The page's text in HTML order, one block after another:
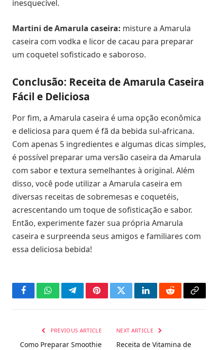
inesquecível.
Martini de Amarula caseira: misture a Amarula
caseira com vodka e licor de cacau para preparar
um coquetel sofisticado e saboroso.
Conclusão: Receita de Amarula Caseira
Fácil e Deliciosa
Por fim, a Amarula caseira é uma opção econômica
e deliciosa para quem é fã da bebida sul-africana.
Com apenas 5 ingredientes e algumas dicas simples,
é possível preparar uma versão caseira da Amarula
com sabor e textura semelhantes à original. Além
disso, você pode utilizar a Amarula caseira em
diversas receitas de sobremesas e coquetéis,
acrescentando um toque de sofisticação e sabor.
Então, experimente fazer sua própria Amarula
caseira e surpreenda seus amigos e familiares com
essa deliciosa bebida!
FacebookWhatsAppTelegramPinterestTwitterLinkedInRedditCopy
PREVIOUS ARTICLE
Como Preparar Smoothie
NEXT ARTICLE
Receita de Vitamina de